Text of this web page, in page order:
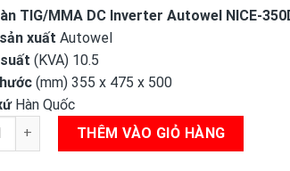
TIG/MMA DC Inverter Autowel NICE-
xuất Autowel
(KVA) 10.5
(mm) 355 x 475 x 500
Hàn Quốc
máy hàn Tig inverter Nice-350DT Autowel
THÊM VÀO GIỎ HÀNG